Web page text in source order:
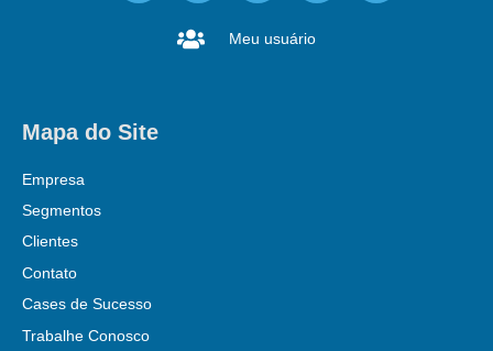
Meu usuário
Mapa do Site
Empresa
Segmentos
Clientes
Contato
Cases de Sucesso
Trabalhe Conosco